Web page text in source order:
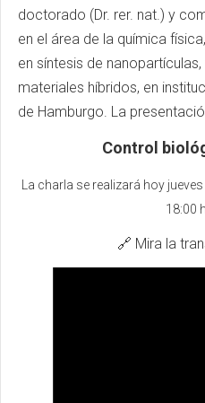
doctorado (Dr. rer. nat.) y
en el área de la química
en síntesis de
materiales híbridos, en
de Hamburgo. La
Control
La charla se realizará hoy
18:00
🔗 Mira la